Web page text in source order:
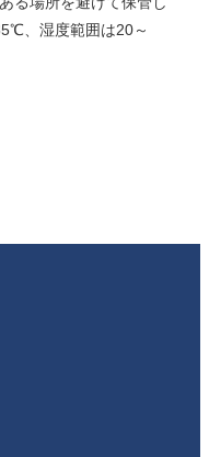
、湿度範囲は20～